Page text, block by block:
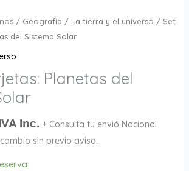
/ Geografía / La tierra y el universo / Set
del Sistema Solar
Planetas del
Inc. + Consulta tu envió Nacional
sin previo aviso.